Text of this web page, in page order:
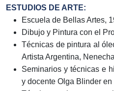
ESTUDIOS DE ARTE:
Escuela de Bellas Artes,
Dibujo y Pintura con el
Técnicas de pintura al
Artista Argentina,
Seminarios y técnicas e
y docente Olga Blinder en